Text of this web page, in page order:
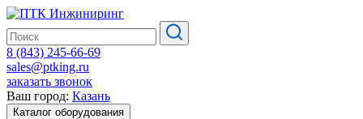
8 (843) 245-66-69
sales@ptking.ru
заказать звонок
Ваш город: Казань
Каталог оборудования